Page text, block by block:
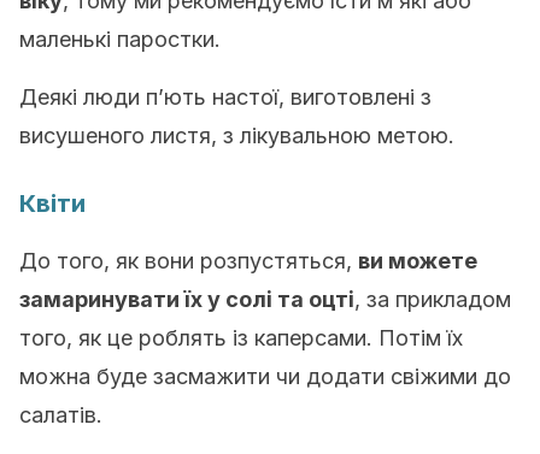
маленькі паростки.
Деякі люди п’ють настої, виготовлені з
висушеного листя, з лікувальною метою.
Квіти
До того, як вони розпустяться, ви можете
замаринувати їх у солі та оцті, за прикладом
того, як це роблять із каперсами. Потім їх
можна буде засмажити чи додати свіжими до
салатів.